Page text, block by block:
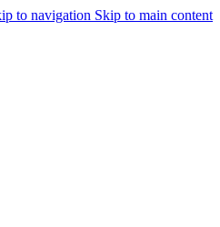
to navigation Skip to main content
همراهان علمینو به علت